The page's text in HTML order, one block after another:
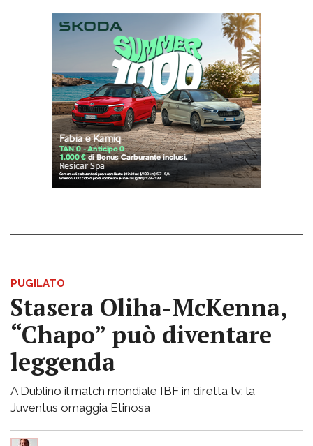
PUGILATO
Stasera Oliha-McKenna,
“Chapo” può diventare
leggenda
A Dublino il match mondiale IBF in diretta tv: la
Juventus omaggia Etinosa